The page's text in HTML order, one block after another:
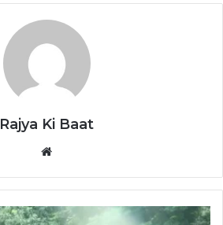
Rajya Ki Baat